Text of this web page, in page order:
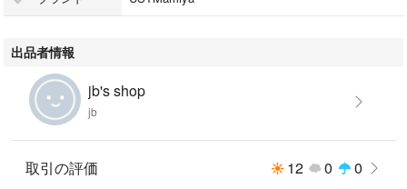
出品者情報
jb's shop
jb
取引の評価 12 0 0